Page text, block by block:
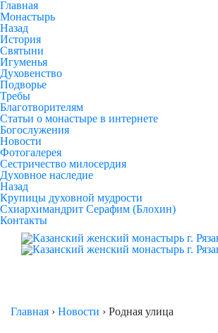
Главная
Монастырь
Назад
История
Святыни
Игуменья
Духовенство
Подворье
Требы
Благотворителям
Статьи о монастыре в интернете
Богослужения
Новости
Фотогалерея
Сестричество милосердия
Духовное наследие
Назад
Крупицы духовной мудрости
Схиархимандрит Серафим (Блохин)
Контакты
Главная › Новости › Родная улица